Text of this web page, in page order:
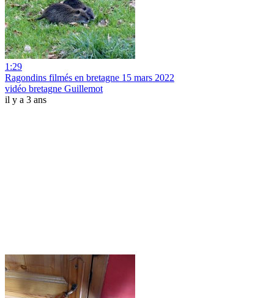
1:29
Ragondins filmés en bretagne 15 mars 2022
vidéo bretagne Guillemot
il y a 3 ans